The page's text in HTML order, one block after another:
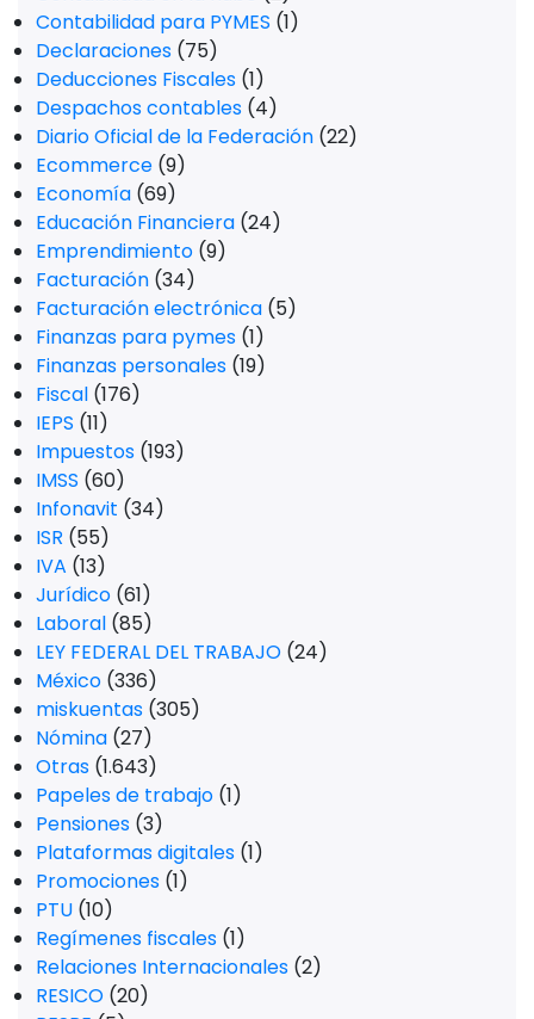
Contabilidad para PYMES (1)
Declaraciones (75)
Deducciones Fiscales (1)
Despachos contables (4)
Diario Oficial de la Federación (22)
Ecommerce (9)
Economía (69)
Educación Financiera (24)
Emprendimiento (9)
Facturación (34)
Facturación electrónica (5)
Finanzas para pymes (1)
Finanzas personales (19)
Fiscal (176)
IEPS (11)
Impuestos (193)
IMSS (60)
Infonavit (34)
ISR (55)
IVA (13)
Jurídico (61)
Laboral (85)
LEY FEDERAL DEL TRABAJO (24)
México (336)
miskuentas (305)
Nómina (27)
Otras (1.643)
Papeles de trabajo (1)
Pensiones (3)
Plataformas digitales (1)
Promociones (1)
PTU (10)
Regímenes fiscales (1)
Relaciones Internacionales (2)
RESICO (20)